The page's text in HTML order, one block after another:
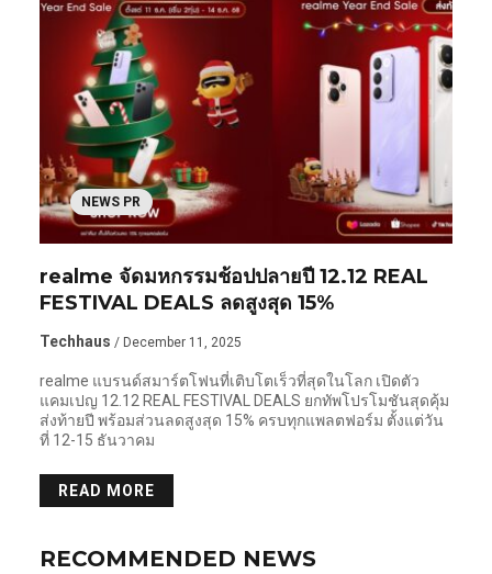
NEWS PR
realme จัดมหกรรมช้อปปลายปี 12.12 REAL
FESTIVAL DEALS ลดสูงสุด 15%
Techhaus / December 11, 2025
realme แบรนด์สมาร์ตโฟนที่เติบโตเร็วที่สุดในโลก เปิดตัว
แคมเปญ 12.12 REAL FESTIVAL DEALS ยกทัพโปรโมชันสุดคุ้ม
ส่งท้ายปี พร้อมส่วนลดสูงสุด 15% ครบทุกแพลตฟอร์ม ตั้งแต่วัน
ที่ 12-15 ธันวาคม
READ MORE
RECOMMENDED NEWS